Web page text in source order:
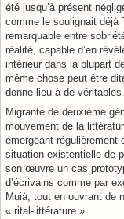
été jusqu’à présent
comme le soulignait déjà
remarquable entre
réalité, capable d’en
intérieur dans la plupart
même chose peut être
donne lieu à de
Migrante de deuxième
mouvement de la
émergeant régulièrement
situation existentielle de
son œuvre un cas
d’écrivains comme par
Muià, tout en ouvrant de
« rital-littérature ».